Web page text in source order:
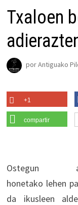
Txaloen
porAntiguako
+1
compartir
Ostegun
honetako lehen
da ikusleen